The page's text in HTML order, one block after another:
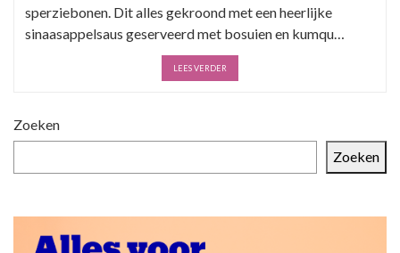
sperziebonen. Dit alles gekroond met een heerlijke
sinaasappelsaus geserveerd met bosuien en kumqu…
LEES VERDER
Zoeken
Zoeken